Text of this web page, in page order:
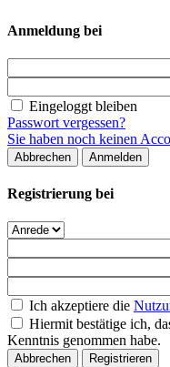
Anmeldung bei
Eingeloggt bleiben
Passwort vergessen?
Sie haben noch keinen
Abbrechen Anmelden
Registrierung bei
Ich akzeptiere die
Hiermit bestätige ich,
Kenntnis genommen habe.
Abbrechen Registrieren